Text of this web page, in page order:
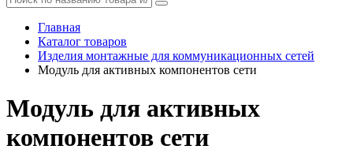
Главная
Каталог товаров
Изделия монтажные для коммуникационных сетей
Модуль для активных компонентов сети
Модуль для активных
компонентов сети